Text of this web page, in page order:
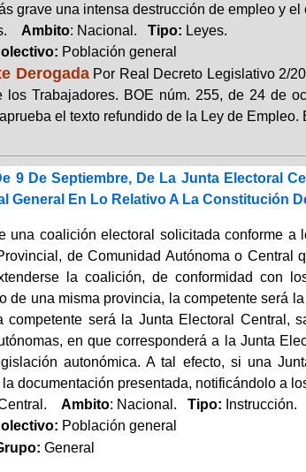
grave una intensa destrucción de empleo y
Ambito: Nacional. Tipo: Leyes.
Población general
DerogadaPor Real Decreto Legislativo 2/
los Trabajadores. BOE núm. 255, de 24 de
el texto refundido de la Ley de
9 De Septiembre, De La Junta Electoral
General En Lo Relativo A La Constitución
una coalición electoral solicitada conforme
de Comunidad Autónoma o Central
la coalición, de conformidad con
de una misma provincia, la competente será
competente será la Junta Electoral
en que corresponderá a la Junta
autonómica. A tal efecto, si una
documentación presentada, notificándolo a
Ambito: Nacional. Tipo: Instrucción.
Población general
General